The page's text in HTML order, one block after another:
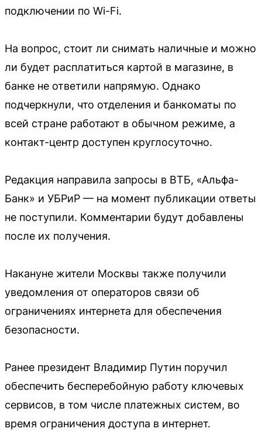
подключении по Wi-Fi.
На вопрос, стоит ли снимать наличные и можно
ли будет расплатиться картой в магазине, в
банке не ответили напрямую. Однако
подчеркнули, что отделения и банкоматы по
всей стране работают в обычном режиме, а
контакт-центр доступен круглосуточно.
Редакция направила запросы в ВТБ, «Альфа-
Банк» и УБРиР — на момент публикации ответы
не поступили. Комментарии будут добавлены
после их получения.
Накануне жители Москвы также получили
уведомления от операторов связи об
ограничениях интернета для обеспечения
безопасности.
Ранее президент Владимир Путин поручил
обеспечить бесперебойную работу ключевых
сервисов, в том числе платежных систем, во
время ограничения доступа в интернет.